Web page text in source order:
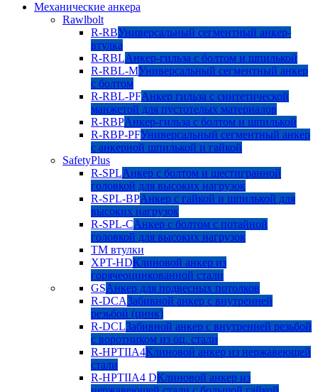
Механические анкера
Rawlbolt
R-RBУниверсальный сегментный анкер-
втулка
R-RBLАнкер-гильза с болтом и шпилькой
R-RBL-MУниверсальный сегментный анкер
с болтом
R-RBL-PFАнкер гильза с синтетической
манжетой для пустотелых материалов
R-RBPАнкер-гильза с болтом и шпилькой
R-RBP-PFУниверсальный сегментный анкер
с анкерной шпилькой и гайкой
SafetyPlus
R-SPLАнкер с болтом и шестигранной
головкой для высоких нагрузок
R-SPL-BPАнкер с гайкой и шпилькой для
высоких нагрузок
R-SPL-CАнкер с болтом с потайной
головкой для высоких нагрузок
TM втулки
XPT-HDКлиновой анкер из
горячеоцинкованной стали
GSАнкер для подвесных потолков
R-DCAЗабивной анкер с внутренней
резьбой (цинк)
R-DCLЗабивной анкер с внутренней резьбой
с воротником из оц. стали
R-HPTIIA4Клиновой анкер из нержавеющей
стали
R-HPTIIA4 DКлиновой анкер из